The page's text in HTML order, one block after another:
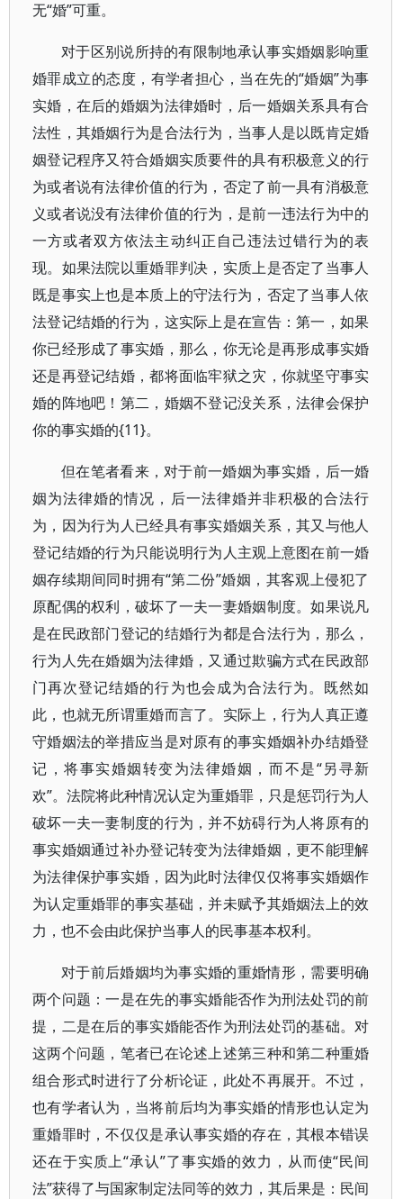
无“婚”可重。
对于区别说所持的有限制地承认事实婚姻影响重
婚罪成立的态度，有学者担心，当在先的“婚姻”为事
实婚，在后的婚姻为法律婚时，后一婚姻关系具有合
法性，其婚姻行为是合法行为，当事人是以既肯定婚
姻登记程序又符合婚姻实质要件的具有积极意义的行
为或者说有法律价值的行为，否定了前一具有消极意
义或者说没有法律价值的行为，是前一违法行为中的
一方或者双方依法主动纠正自己违法过错行为的表
现。如果法院以重婚罪判决，实质上是否定了当事人
既是事实上也是本质上的守法行为，否定了当事人依
法登记结婚的行为，这实际上是在宣告：第一，如果
你已经形成了事实婚，那么，你无论是再形成事实婚
还是再登记结婚，都将面临牢狱之灾，你就坚守事实
婚的阵地吧！第二，婚姻不登记没关系，法律会保护
你的事实婚的{11}。
但在笔者看来，对于前一婚姻为事实婚，后一婚
姻为法律婚的情况，后一法律婚并非积极的合法行
为，因为行为人已经具有事实婚姻关系，其又与他人
登记结婚的行为只能说明行为人主观上意图在前一婚
姻存续期间同时拥有“第二份”婚姻，其客观上侵犯了
原配偶的权利，破坏了一夫一妻婚姻制度。如果说凡
是在民政部门登记的结婚行为都是合法行为，那么，
行为人先在婚姻为法律婚，又通过欺骗方式在民政部
门再次登记结婚的行为也会成为合法行为。既然如
此，也就无所谓重婚而言了。实际上，行为人真正遵
守婚姻法的举措应当是对原有的事实婚姻补办结婚登
记，将事实婚姻转变为法律婚姻，而不是“另寻新
欢”。法院将此种情况认定为重婚罪，只是惩罚行为人
破坏一夫一妻制度的行为，并不妨碍行为人将原有的
事实婚姻通过补办登记转变为法律婚姻，更不能理解
为法律保护事实婚，因为此时法律仅仅将事实婚姻作
为认定重婚罪的事实基础，并未赋予其婚姻法上的效
力，也不会由此保护当事人的民事基本权利。
对于前后婚姻均为事实婚的重婚情形，需要明确
两个问题：一是在先的事实婚能否作为刑法处罚的前
提，二是在后的事实婚能否作为刑法处罚的基础。对
这两个问题，笔者已在论述上述第三种和第二种重婚
组合形式时进行了分析论证，此处不再展开。不过，
也有学者认为，当将前后均为事实婚的情形也认定为
重婚罪时，不仅仅是承认事实婚的存在，其根本错误
还在于实质上“承认”了事实婚的效力，从而使“民间
法”获得了与国家制定法同等的效力，其后果是：民间